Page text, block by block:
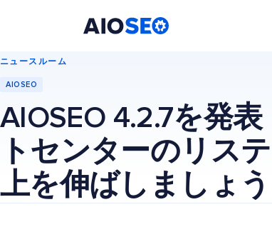
ニュースルーム
AIOSEO
AIOSEO 4.2.7を発
トセンターのリス
上を伸ばしましょう